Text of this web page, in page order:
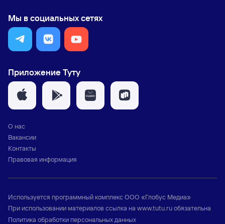
Мы в социальных сетях
Приложение Туту
О нас
Вакансии
Контакты
Правовая информация
Используется программный комплексООО «Глобус Медиа»
При использовании материалов ссылка на www.tutu.ruобязательна
Политика обработки персональных данных